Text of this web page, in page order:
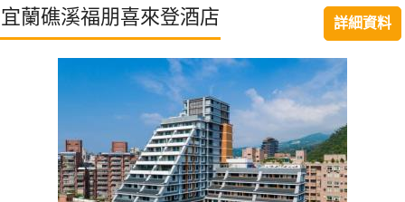
特
宜蘭礁溪福朋喜來登酒店 詳細資料